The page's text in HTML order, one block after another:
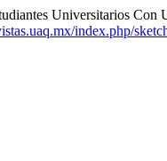
Universitarios
index.php/